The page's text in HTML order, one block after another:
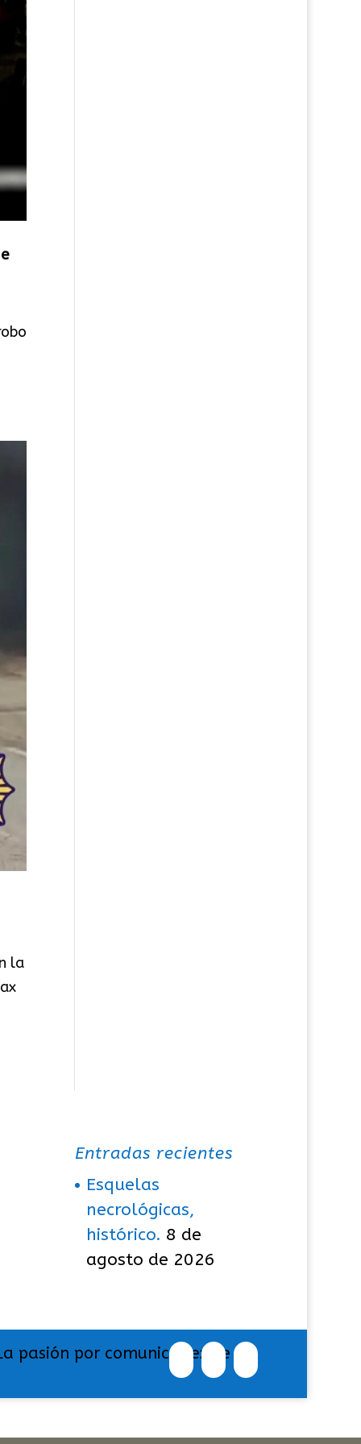
la
Entradas recientes
Esquelas
necrológicas,
histórico. 8 de
agosto de 2026
pasión por comunicar exige